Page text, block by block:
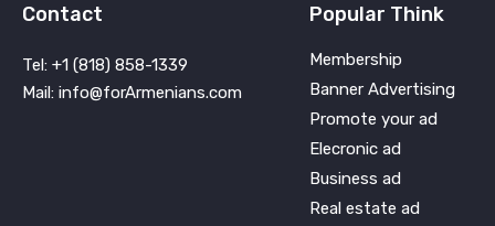
Contact
Tel: +1 (818) 858-1339
Mail: info@forArmenians.com
Popular Think
Membership
Banner Advertising
Promote your ad
Elecronic ad
Business ad
Real estate ad